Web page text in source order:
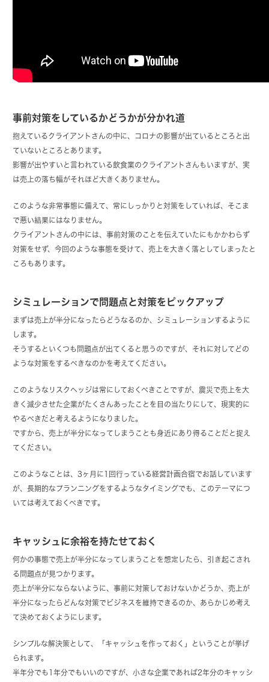
事前対策をしているかどうかが分かれ道
抱えているクライアントさんの中に、コロナの影響が出ているところと出
ていないところとあります。
影響が出やすいと言われている飲食業のクライアントさんもいますが、実
は売上の落ち幅がそれほど大きくありません。
このような非常事態に備えて、常にしっかりと対策をしていれば、そこま
で悪い結果にはなりません。
クライアントさんの中には、事前対策のことを伝えていたにもかかわらず
対策をせず、今回のような事態を受けて、売上を大きく落としてしまったと
ころもあります。
シミュレーションで問題点と対策をピックアップ
まずは売上が半分になったらどうなるのか、シミュレーションするように
します。
そうするといくつも問題点が出てくると思うのですが、それに対してどの
ような対策をするべきなのかを考えてください。
このようなリスクヘッジは常にしておくべきことですが、震災で売上を大
きく減少させた企業がたくさんあったことを目の当たりにして、現実的に
やるべきだと考えるようになりました。
ですから、売上が半分になってしまうことも身近にあり得ることだと捉え
てください。
このようなことは、3ヶ月に1回行っている経営計画合宿でお話しています
が、長期的なプランニングをするようなタイミングでも、このテーマにつ
いては考えておくべきです。
キャッシュに余裕を持たせておく
何かの事態で売上が半分になってしまうことを想定したら、引き起こされ
る問題点が見つかります。
売上が半分にならないように、事前に対策しておけないかどうか、売上が
半分になったらどんな対策でビジネスを維持できるのか、あらかじめ考え
て決めておくようにします。
シンプルな解決策として、「キャッシュを作っておく」ということが挙げ
られます。
半年分でも1年分でもいいのですが、小さな企業であれば2年分のキャッシ